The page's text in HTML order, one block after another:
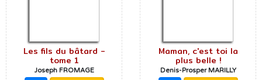
Les fils du bâtard -
tome 1
Joseph FROMAGE
Maman, c'est toi la
plus belle !
Denis-Prosper MARILLY